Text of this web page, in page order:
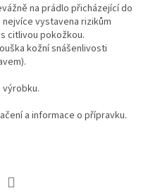
na prádlo přicházející do
vystavena rizikům
citlivou pokožkou.
kožní snášenlivosti
a informace o přípravku.